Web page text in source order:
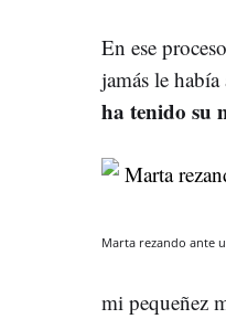
En ese
jamás le
ha tenido su
Marta rezando ante
mi pequeñez